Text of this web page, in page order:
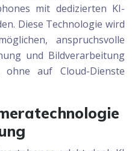
mit dedizierten KI-
Diese Technologie wird
anspruchsvolle
und Bildverarbeitung
auf Cloud-Dienste